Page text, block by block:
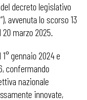
decreto legislativo
avvenuta lo scorso 13
marzo 2025.
gennaio 2024 e
confermando
nazionale
innovate,